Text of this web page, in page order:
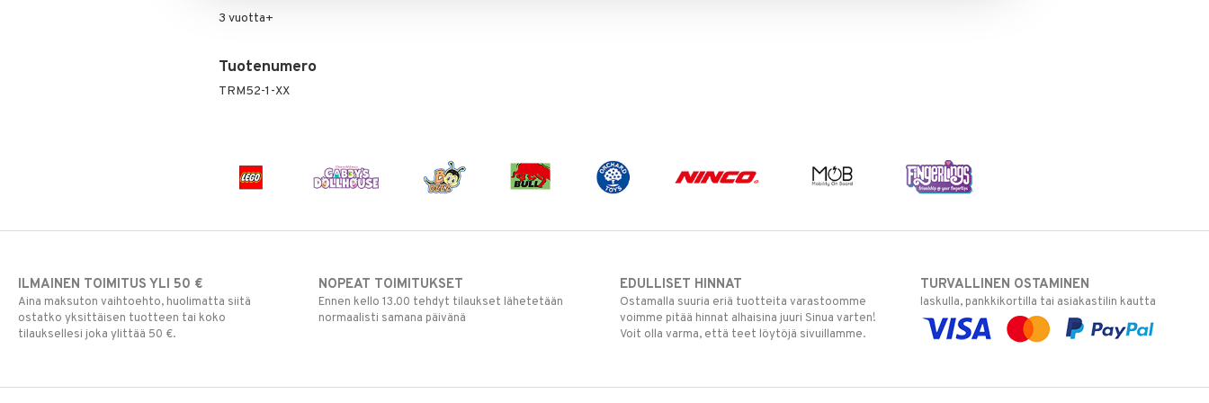
3 vuotta+
Tuotenumero
TRM52-1-XX
ILMAINEN TOIMITUS YLI 50 €
Aina maksuton vaihtoehto, huolimatta siitä
ostatko yksittäisen tuotteen tai koko
tilauksellesi joka ylittää 50 €.
NOPEAT TOIMITUKSET
Ennen kello 13.00 tehdyt tilaukset lähetetään
normaalisti samana päivänä
EDULLISET HINNAT
Ostamalla suuria eriä tuotteita varastoomme
voimme pitää hinnat alhaisina juuri Sinua varten!
Voit olla varma, että teet löytöjä sivuillamme.
TURVALLINEN OSTAMINEN
laskulla, pankkikortilla tai asiakastilin kautta